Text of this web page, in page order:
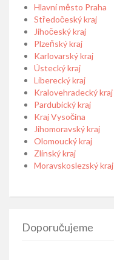
Hlavní město Praha
Středočeský kraj
Jihočeský kraj
Plzeňský kraj
Karlovarský kraj
Ústecký kraj
Liberecký kraj
Kralovehradecký kraj
Pardubický kraj
Kraj Vysočina
Jihomoravský kraj
Olomoucký kraj
Zlínský kraj
Moravskoslezský kraj
Doporučujeme